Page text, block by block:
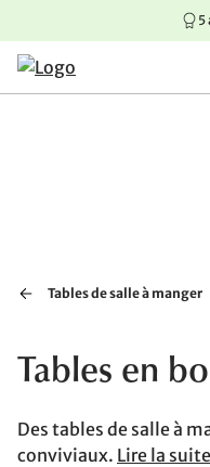
Aller au contenu principal
Aller à la navigation principale
Aller au pied de page
5
Tables de salle à manger
Tables en
Des tables de salle à
conviviaux. Lire la